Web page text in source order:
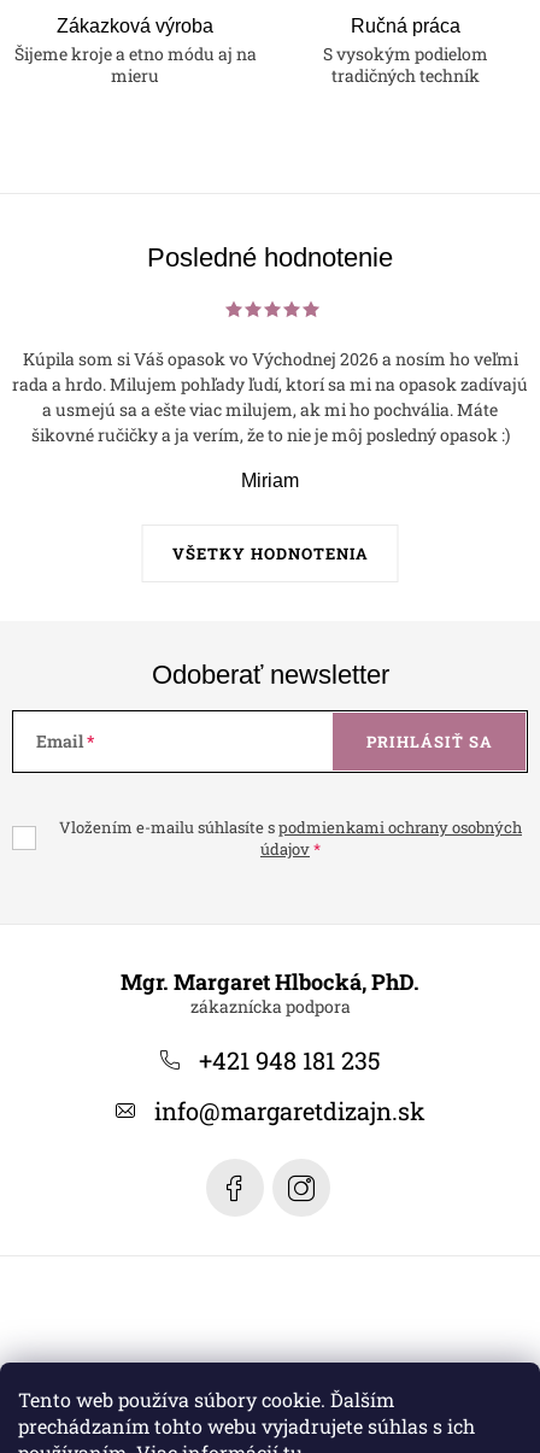
Tento web používa súbory cookie. Ďalším
prechádzaním tohto webu vyjadrujete súhlas s ich
Zákazková výroba
Šijeme kroje a etno módu aj na
mieru
Ručná práca
S vysokým podielom
tradičných techník
Posledné hodnotenie
VŠETKY HODNOTENIA
Kúpila som si Váš opasok vo Východnej 2026 a nosím ho veľmi
rada a hrdo. Milujem pohľady ľudí, ktorí sa mi na opasok zadívajú
a usmejú sa a ešte viac milujem, ak mi ho pochvália. Máte
šikovné ručičky a ja verím, že to nie je môj posledný opasok :)
Miriam
Odoberať newsletter
Email
Vložením e-mailu súhlasíte spodmienkami ochrany osobných
údajov
PRIHLÁSIŤ SA
Mgr. Margaret Hlbocká, PhD.
+421 948 181 235
info@margaretdizajn.sk